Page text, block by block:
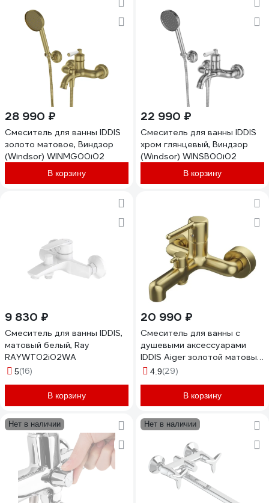
28 990 ₽
Смеситель для ванны IDDIS
золото матовое, Виндзор
(Windsor) WINMG00i02
В корзину
22 990 ₽
Смеситель для ванны IDDIS
хром глянцевый, Виндзор
(Windsor) WINSB00i02
В корзину
9 830 ₽
Смеситель для ванны IDDIS,
матовый белый, Ray
RAYWT02i02WA
5(16)
В корзину
20 990 ₽
Смеситель для ванны с
душевыми аксессуарами
IDDIS Aiger золотой матовый
AIGMG00i02
4.9(29)
В корзину
Нет в наличии Нет в наличии